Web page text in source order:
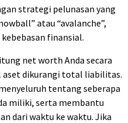
strategi pelunasan yang
atau “avalanche”,
finansial.
net worth Anda secara
aset dikurangi total liabilitas.
tentang seberapa
miliki, serta membantu
dari waktu ke waktu. Jika